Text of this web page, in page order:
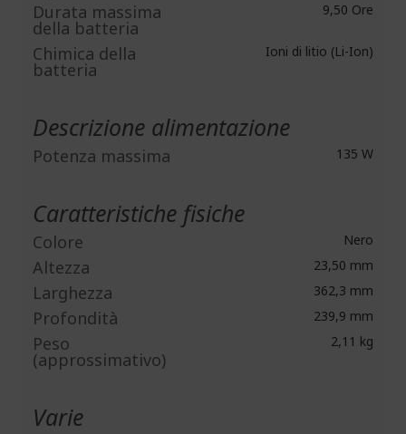
Durata massima
della batteria
9,50 Ore
Chimica della
batteria
Ioni di litio (Li-Ion)
Descrizione alimentazione
Potenza massima 135 W
Caratteristiche fisiche
Colore Nero
Altezza 23,50 mm
Larghezza 362,3 mm
Profondità 239,9 mm
Peso
(approssimativo)
2,11 kg
Varie